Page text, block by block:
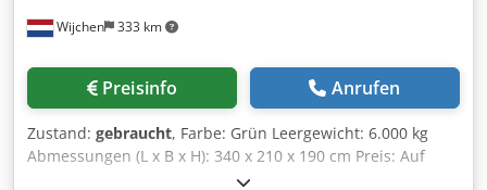
Wijchen 333 km
Preisinfo Anrufen
Zustand: gebraucht, Farbe: Grün Leergewicht: 6.000 kg
Abmessungen (L x B x H): 340 x 210 x 190 cm Preis: Auf
Anfrage Csdpfxjxbf Iao Akqjrf - Dokumentation verfügbar: